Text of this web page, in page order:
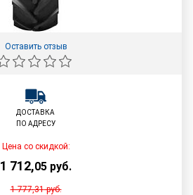
Оставить отзыв
ДОСТАВКА
ПО АДРЕСУ
Цена со скидкой:
1 712,05 руб.
1 777,31руб.